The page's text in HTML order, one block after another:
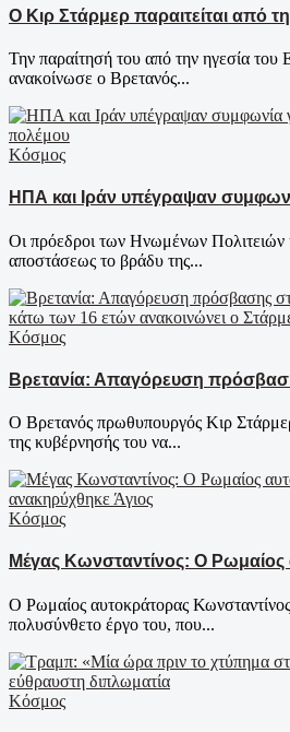
Ο Κιρ Στάρμερ παραιτείται από
Την παραίτησή του από την ηγεσία του
ανακοίνωσε ο Βρετανός...
Κόσμος
ΗΠΑ και Ιράν υπέγραψαν
Οι πρόεδροι των Ηνωμένων Πολιτειών
αποστάσεως το βράδυ της...
Κόσμος
Βρετανία: Απαγόρευση
Ο Βρετανός πρωθυπουργός Κιρ
της κυβέρνησής του να...
Κόσμος
Μέγας Κωνσταντίνος: Ο
Ο Ρωμαίος αυτοκράτορας
πολυσύνθετο έργο του, που...
Κόσμος